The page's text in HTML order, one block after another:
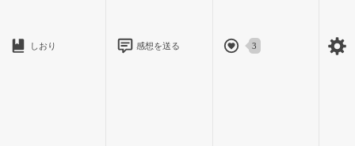
しおり 感想を送る 3